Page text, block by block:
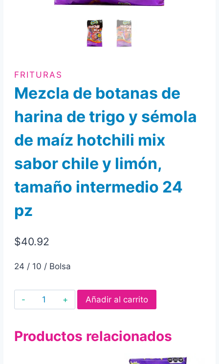
FRITURAS
Mezcla de botanas de
harina de trigo y sémola
de maíz hotchili mix
sabor chile y limón,
tamaño intermedio 24
pz
$40.92
24 / 10 / Bolsa
Mezcla
de
de
Añadir al carrito
Productos relacionados